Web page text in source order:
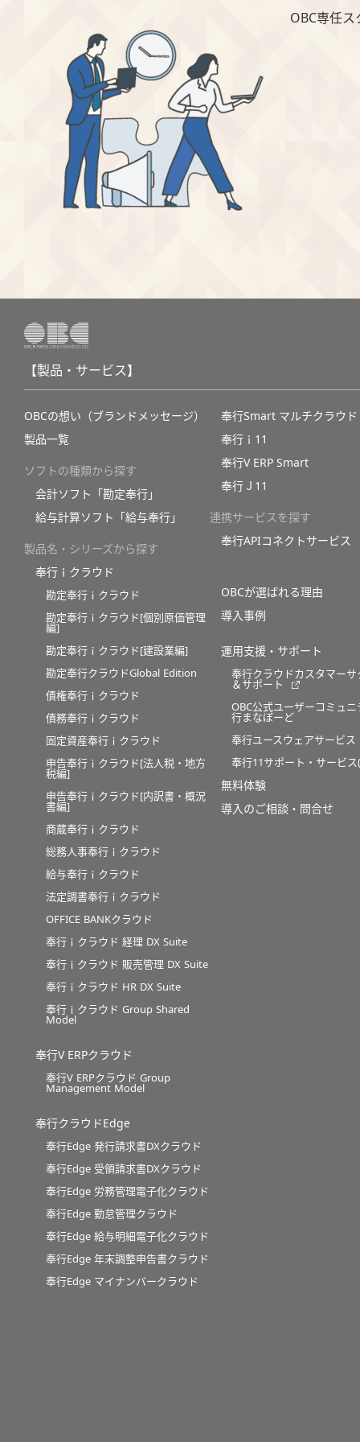
OBC専任
【製品・サービス】
OBCの想い（ブランドメッセージ）
製品一覧
ソフトの種類から探す
会計ソフト「勘定奉行」
給与計算ソフト「給与奉行」
製品名・シリーズから探す
奉行ｉクラウド
勘定奉行ｉクラウド
勘定奉行ｉクラウド[個別原価管理
編]
勘定奉行ｉクラウド[建設業編]
勘定奉行クラウドGlobal Edition
債権奉行ｉクラウド
債務奉行ｉクラウド
固定資産奉行ｉクラウド
申告奉行ｉクラウド[法人税・地方
税編]
申告奉行ｉクラウド[内訳書・概況
書編]
商蔵奉行ｉクラウド
総務人事奉行ｉクラウド
給与奉行ｉクラウド
法定調書奉行ｉクラウド
OFFICE BANKクラウド
奉行ｉクラウド 経理 DX Suite
奉行ｉクラウド 販売管理 DX Suite
奉行ｉクラウド HR DX Suite
奉行ｉクラウド Group Shared
Model
奉行V ERPクラウド
奉行V ERPクラウド Group
Management Model
奉行クラウドEdge
奉行Edge 発行請求書DXクラウド
奉行Edge 受領請求書DXクラウド
奉行Edge 労務管理電子化クラウド
奉行Edge 勤怠管理クラウド
奉行Edge 給与明細電子化クラウド
奉行Edge 年末調整申告書クラウド
奉行Edge マイナンバークラウド
奉行Smart マルチクラウド
奉行ｉ11
奉行V ERP Smart
奉行Ｊ11
連携サービスを探す
奉行APIコネクトサービス
OBCが選ばれる理由
導入事例
運用支援・サポート
奉行クラウドカスタマーサ
＆サポート
OBC公式ユーザーコミュニ
行まなぼーど
奉行ユースウェアサービス
奉行11サポート・サービス
無料体験
導入のご相談・問合せ